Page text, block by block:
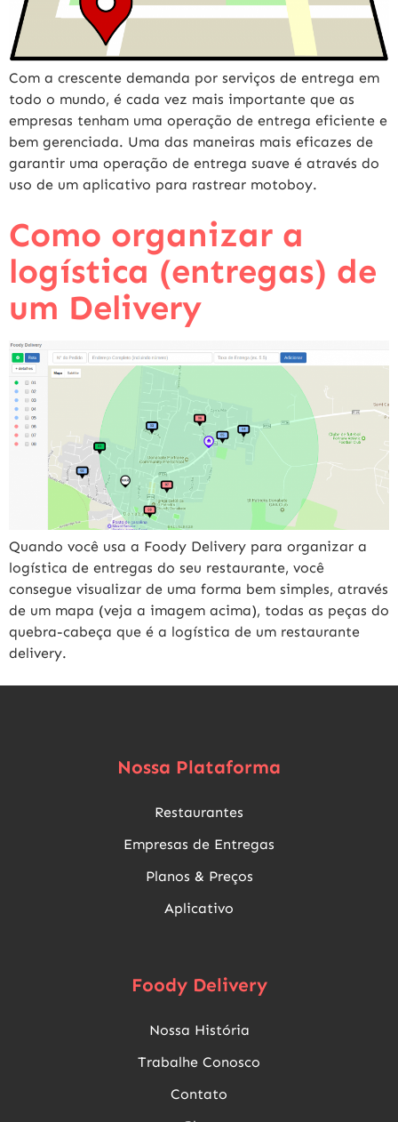
Com a crescente demanda por serviços de entrega em
todo o mundo, é cada vez mais importante que as
empresas tenham uma operação de entrega eficiente e
bem gerenciada. Uma das maneiras mais eficazes de
garantir uma operação de entrega suave é através do
uso de um aplicativo para rastrear motoboy.
Como organizar a
logística (entregas) de
um Delivery
Quando você usa a Foody Delivery para organizar a
logística de entregas do seu restaurante, você
consegue visualizar de uma forma bem simples, através
de um mapa (veja a imagem acima), todas as peças do
quebra-cabeça que é a logística de um restaurante
delivery.
Nossa Plataforma
Restaurantes
Empresas de Entregas
Planos & Preços
Aplicativo
Foody Delivery
Nossa História
Trabalhe Conosco
Contato